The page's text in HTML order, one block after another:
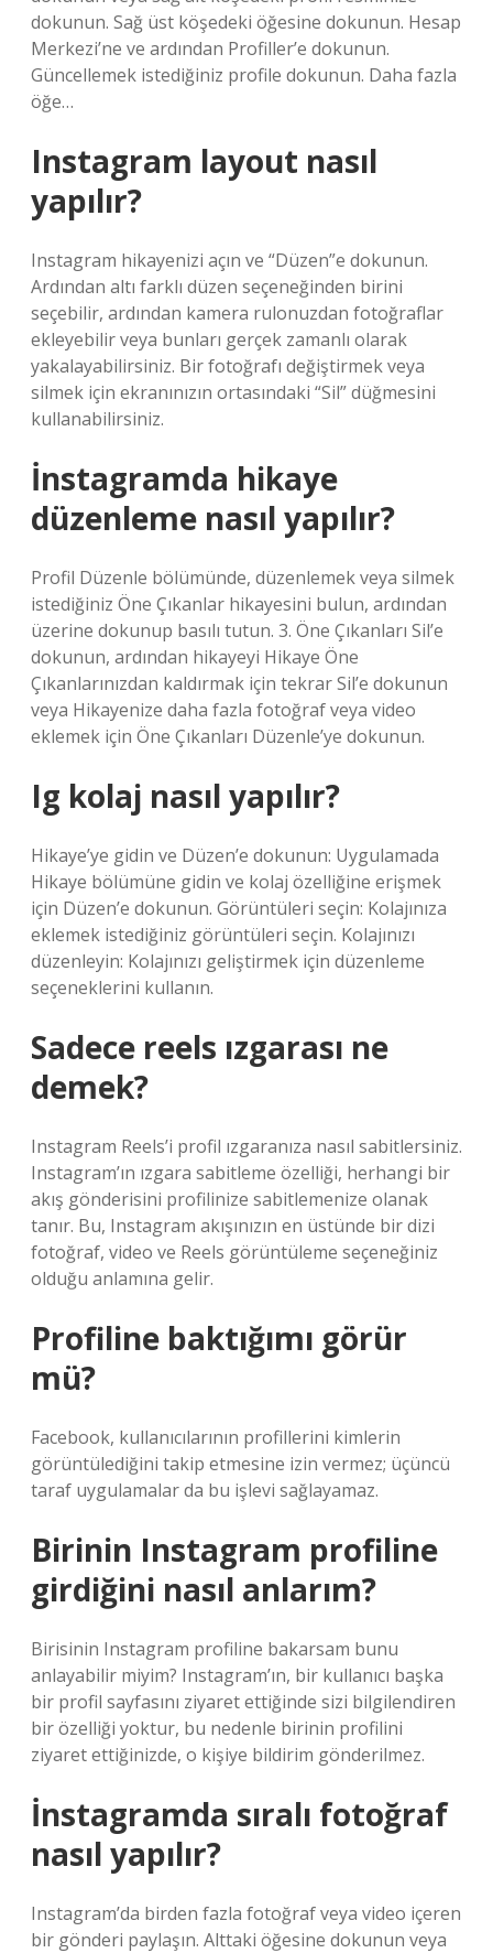
dokunun. Sağ üst köşedeki öğesine dokunun. Hesap
Merkezi’ne ve ardından Profiller’e dokunun.
Güncellemek istediğiniz profile dokunun. Daha fazla
öğe…
Instagram layout nasıl
yapılır?
Instagram hikayenizi açın ve “Düzen”e dokunun.
Ardından altı farklı düzen seçeneğinden birini
seçebilir, ardından kamera rulonuzdan fotoğraflar
ekleyebilir veya bunları gerçek zamanlı olarak
yakalayabilirsiniz. Bir fotoğrafı değiştirmek veya
silmek için ekranınızın ortasındaki “Sil” düğmesini
kullanabilirsiniz.
İnstagramda hikaye
düzenleme nasıl yapılır?
Profil Düzenle bölümünde, düzenlemek veya silmek
istediğiniz Öne Çıkanlar hikayesini bulun, ardından
üzerine dokunup basılı tutun. 3. Öne Çıkanları Sil’e
dokunun, ardından hikayeyi Hikaye Öne
Çıkanlarınızdan kaldırmak için tekrar Sil’e dokunun
veya Hikayenize daha fazla fotoğraf veya video
eklemek için Öne Çıkanları Düzenle’ye dokunun.
Ig kolaj nasıl yapılır?
Hikaye’ye gidin ve Düzen’e dokunun: Uygulamada
Hikaye bölümüne gidin ve kolaj özelliğine erişmek
için Düzen’e dokunun. Görüntüleri seçin: Kolajınıza
eklemek istediğiniz görüntüleri seçin. Kolajınızı
düzenleyin: Kolajınızı geliştirmek için düzenleme
seçeneklerini kullanın.
Sadece reels ızgarası ne
demek?
Instagram Reels’i profil ızgaranıza nasıl sabitlersiniz.
Instagram’ın ızgara sabitleme özelliği, herhangi bir
akış gönderisini profilinize sabitlemenize olanak
tanır. Bu, Instagram akışınızın en üstünde bir dizi
fotoğraf, video ve Reels görüntüleme seçeneğiniz
olduğu anlamına gelir.
Profiline baktığımı görür
mü?
Facebook, kullanıcılarının profillerini kimlerin
görüntülediğini takip etmesine izin vermez; üçüncü
taraf uygulamalar da bu işlevi sağlayamaz.
Birinin Instagram profiline
girdiğini nasıl anlarım?
Birisinin Instagram profiline bakarsam bunu
anlayabilir miyim? Instagram’ın, bir kullanıcı başka
bir profil sayfasını ziyaret ettiğinde sizi bilgilendiren
bir özelliği yoktur, bu nedenle birinin profilini
ziyaret ettiğinizde, o kişiye bildirim gönderilmez.
İnstagramda sıralı fotoğraf
nasıl yapılır?
Instagram’da birden fazla fotoğraf veya video içeren
bir gönderi paylaşın. Alttaki öğesine dokunun veya